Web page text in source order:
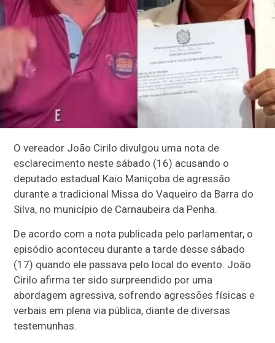
O vereador João Cirilo divulgou uma nota de
esclarecimento neste sábado (16) acusando o
deputado estadual Kaio Maniçoba de agressão
durante a tradicional Missa do Vaqueiro da Barra do
Silva, no município de Carnaubeira da Penha.
De acordo com a nota publicada pelo parlamentar, o
episódio aconteceu durante a tarde desse sábado
(17) quando ele passava pelo local do evento. João
Cirilo afirma ter sido surpreendido por uma
abordagem agressiva, sofrendo agressões físicas e
verbais em plena via pública, diante de diversas
testemunhas.